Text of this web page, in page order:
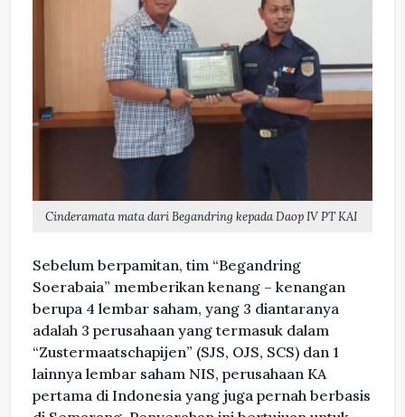
Cinderamata mata dari Begandring kepada Daop IV PT KAI
Sebelum berpamitan, tim “Begandring
Soerabaia” memberikan kenang – kenangan
berupa 4 lembar saham, yang 3 diantaranya
adalah 3 perusahaan yang termasuk dalam
“Zustermaatschapijen” (SJS, OJS, SCS) dan 1
lainnya lembar saham NIS, perusahaan KA
pertama di Indonesia yang juga pernah berbasis